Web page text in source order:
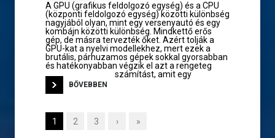
A GPU (grafikus feldolgozó egység) és a CPU
(központi feldolgozó egység) közötti különbség
nagyjából olyan, mint egy versenyautó és egy
kombájn közötti különbség. Mindkettő erős
gép, de másra tervezték őket. Azért tolják a
GPU-kat a nyelvi modellekhez, mert ezek a
brutális, párhuzamos gépek sokkal gyorsabban
és hatékonyabban végzik el azt a rengeteg
számítást, amit egy
BŐVEBBEN
1 2 3 › »